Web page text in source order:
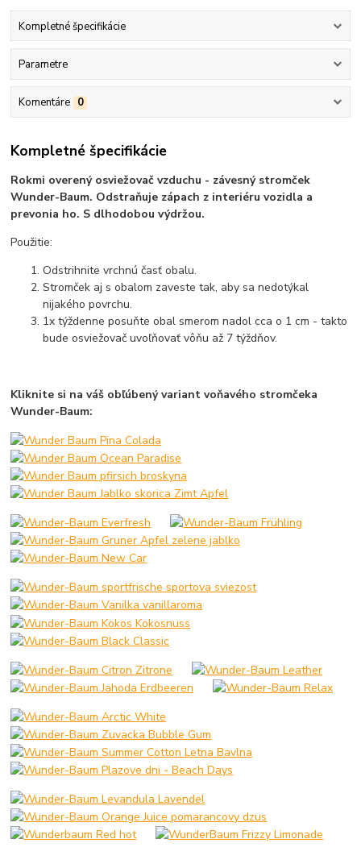
Kompletné špecifikácie
Parametre
Komentáre 0
Kompletné špecifikácie
Rokmi overený osviežovač vzduchu - závesný stromček
Wunder-Baum. Odstraňuje zápach z interiéru vozidla a
prevonia ho. S dlhodobou výdržou.
Použitie:
Odstrihnite vrchnú časť obalu.
Stromček aj s obalom zaveste tak, aby sa nedotýkal
nijakého povrchu.
1x týždenne posuňte obal smerom nadol cca o 1 cm - takto
bude osviežovač uvoľňovať vôňu až 7 týždňov.
Kliknite si na váš obľúbený variant voňavého stromčeka
Wunder-Baum: